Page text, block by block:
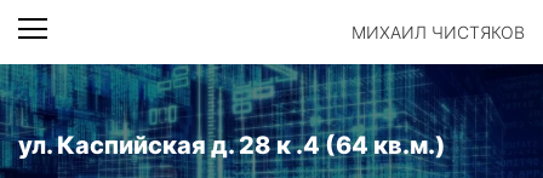
МИХАИЛ ЧИСТЯКОВ
ул. Каспийская д. 28 к .4 (64 кв.м.)